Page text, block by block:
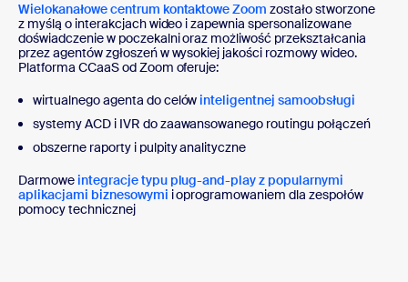
Wielokanałowe centrum kontaktowe Zoom zostało stworzone
z myślą o interakcjach wideo i zapewnia spersonalizowane
doświadczenie w poczekalni oraz możliwość przekształcania
przez agentów zgłoszeń w wysokiej jakości rozmowy wideo.
Platforma CCaaS od Zoom oferuje:
wirtualnego agenta do celów inteligentnej samoobsługi
systemy ACD i IVR do zaawansowanego routingu połączeń
obszerne raporty i pulpity analityczne
Darmowe integracje typu plug-and-play z popularnymi
aplikacjami biznesowymi i oprogramowaniem dla zespołów
pomocy technicznej